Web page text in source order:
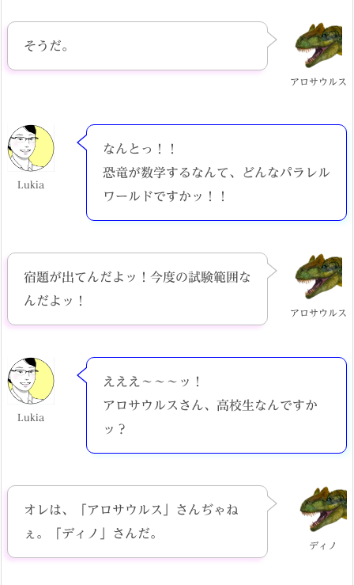
アロサウルス
そうだ。
Lukia
なんとっ！！
恐竜が数学するなんて、どんなパラレル
ワールドですかッ！！
アロサウルス
宿題が出てんだよッ！今度の試験範囲な
んだよッ！
Lukia
えええ～～～ッ！
アロサウルスさん、高校生なんですか
ッ？
ディノ
オレは、「アロサウルス」さんぢゃね
ぇ。「ディノ」さんだ。